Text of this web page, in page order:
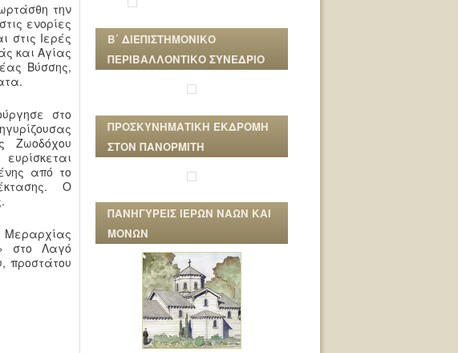
την
ενορίες
στις Ιερές
και Αγίας
Βύσσης,
στο
Ζωοδόχου
από το
Ο
Μεραρχίας
στο Λαγό
προστάτου
Β΄ ΔΙΕΠΙΣΤΗΜΟΝΙΚΟ
ΠΕΡΙΒΑΛΛΟΝΤΙΚΟ ΣΥΝΕΔΡΙΟ
ΠΡΟΣΚΥΝΗΜΑΤΙΚΗ ΕΚΔΡΟΜΗ
ΣΤΟΝ ΠΑΝΟΡΜΙΤΗ
ΠΑΝΗΓΥΡΕΙΣ ΙΕΡΩΝ ΝΑΩΝ ΚΑΙ
ΜΟΝΩΝ